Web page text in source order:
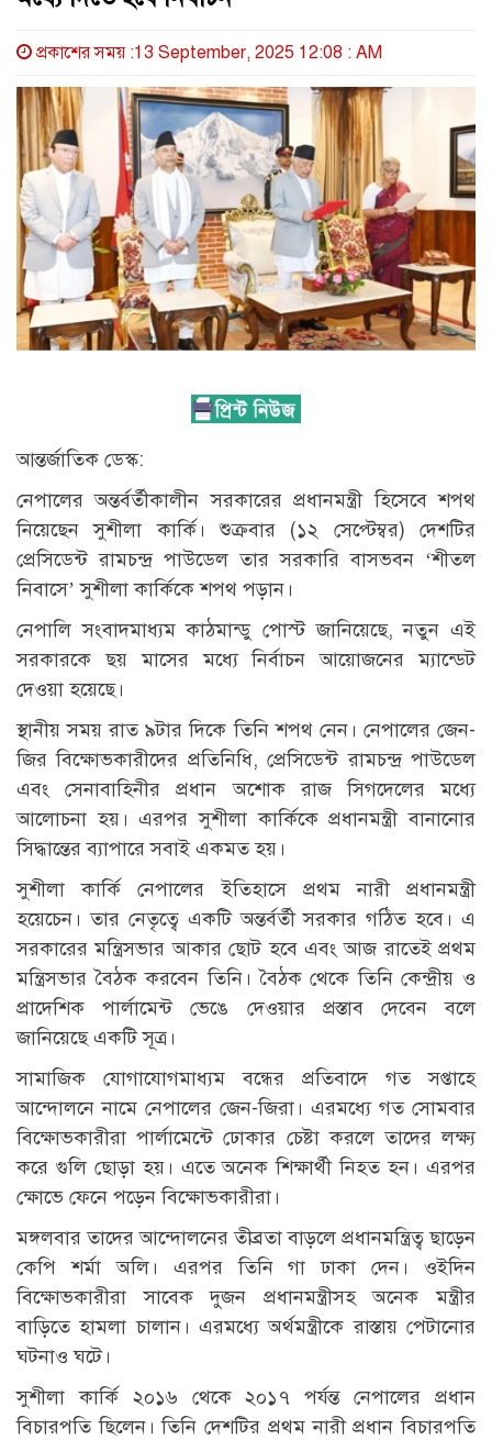
প্রকাশের সময় :13 September, 2025 12:08 : AM
আন্তর্জাতিক ডেস্ক:
নেপালের অন্তর্বর্তীকালীন সরকারের প্রধানমন্ত্রী হিসেবে শপথ
নিয়েছেন সুশীলা কার্কি। শুক্রবার (১২ সেপ্টেম্বর) দেশটির
প্রেসিডেন্ট রামচন্দ্র পাউডেল তার সরকারি বাসভবন ‘শীতল
নিবাসে’ সুশীলা কার্কিকে শপথ পড়ান।
নেপালি সংবাদমাধ্যম কাঠমান্ডু পোস্ট জানিয়েছে, নতুন এই
সরকারকে ছয় মাসের মধ্যে নির্বাচন আয়োজনের ম্যান্ডেট
দেওয়া হয়েছে।
স্থানীয় সময় রাত ৯টার দিকে তিনি শপথ নেন। নেপালের জেন-
জির বিক্ষোভকারীদের প্রতিনিধি, প্রেসিডেন্ট রামচন্দ্র পাউডেল
এবং সেনাবাহিনীর প্রধান অশোক রাজ সিগদেলের মধ্যে
আলোচনা হয়। এরপর সুশীলা কার্কিকে প্রধানমন্ত্রী বানানোর
সিদ্ধান্তের ব্যাপারে সবাই একমত হয়।
সুশীলা কার্কি নেপালের ইতিহাসে প্রথম নারী প্রধানমন্ত্রী
হয়েচেন। তার নেতৃত্বে একটি অন্তর্বর্তী সরকার গঠিত হবে। এ
সরকারের মন্ত্রিসভার আকার ছোট হবে এবং আজ রাতেই প্রথম
মন্ত্রিসভার বৈঠক করবেন তিনি। বৈঠক থেকে তিনি কেন্দ্রীয় ও
প্রাদেশিক পার্লামেন্ট ভেঙে দেওয়ার প্রস্তাব দেবেন বলে
জানিয়েছে একটি সূত্র।
সামাজিক যোগাযোগমাধ্যম বন্ধের প্রতিবাদে গত সপ্তাহে
আন্দোলনে নামে নেপালের জেন-জিরা। এরমধ্যে গত সোমবার
বিক্ষোভকারীরা পার্লামেন্টে ঢোকার চেষ্টা করলে তাদের লক্ষ্য
করে গুলি ছোড়া হয়। এতে অনেক শিক্ষার্থী নিহত হন। এরপর
ক্ষোভে ফেনে পড়েন বিক্ষোভকারীরা।
মঙ্গলবার তাদের আন্দোলনের তীব্রতা বাড়লে প্রধানমন্ত্রিত্ব ছাড়েন
কেপি শর্মা অলি। এরপর তিনি গা ঢাকা দেন। ওইদিন
বিক্ষোভকারীরা সাবেক দুজন প্রধানমন্ত্রীসহ অনেক মন্ত্রীর
বাড়িতে হামলা চালান। এরমধ্যে অর্থমন্ত্রীকে রাস্তায় পেটানোর
ঘটনাও ঘটে।
সুশীলা কার্কি ২০১৬ থেকে ২০১৭ পর্যন্ত নেপালের প্রধান
বিচারপতি ছিলেন। তিনি দেশটির প্রথম নারী প্রধান বিচারপতি